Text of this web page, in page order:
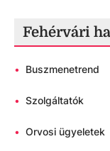
Fehérvári
• Buszmenetrend
• Szolgáltatók
• Orvosi ügyeletek